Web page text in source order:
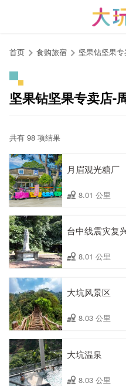
首页 食购旅宿 坚果钻坚果
坚果钻坚果专卖店-
共有 98 项结果
月眉观光糖厂
8.01 公里
台中线震灾复
8.01 公里
大坑风景区
8.03 公里
大坑温泉
8.03 公里